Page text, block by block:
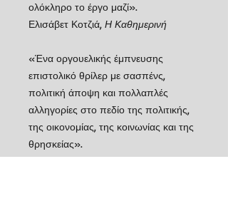
ολόκληρο το έργο μαζί».
Ελισάβετ Κοτζιά, Η Καθημερινή
«Ένα οργουελικής έμπνευσης
επιστολικό θρίλερ με σασπένς,
πολιτική άποψη και πολλαπλές
αλληγορίες στο πεδίο της πολιτικής,
της οικονομίας, της κοινωνίας και της
θρησκείας».
Μανώλης Πιμπλής,Τα Νέα